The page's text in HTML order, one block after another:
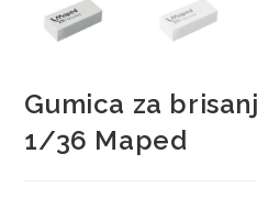
Gumica za
1/36 Maped